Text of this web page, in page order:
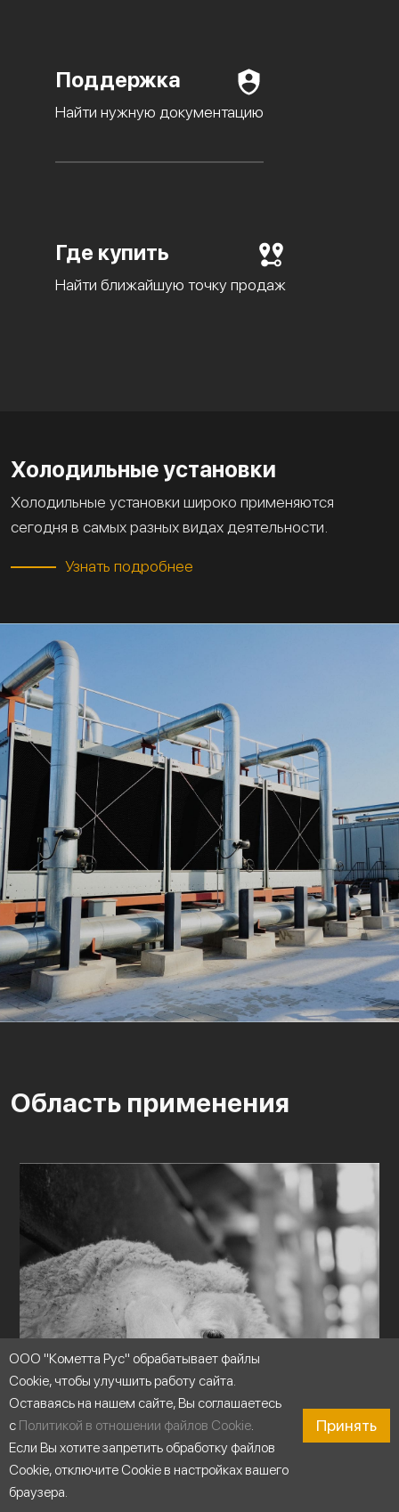
Поддержка
Найти нужную документацию
Где купить
Найти ближайшую точку продаж
Холодильные установки
Холодильные установки широко применяются
сегодня в самых разных видах деятельности.
Узнать подробнее
Область применения
ООО "Кометта Рус" обрабатывает файлы
Cookie, чтобы улучшить работу сайта.
Оставаясь на нашем сайте, Вы соглашаетесь
с Политикой в отношении файлов Cookie.
Если Вы хотите запретить обработку файлов
Cookie, отключите Cookie в настройках вашего
браузера.
Принять